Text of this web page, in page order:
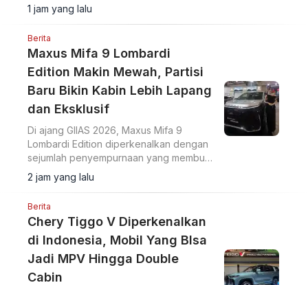
1 jam yang lalu
Berita
Maxus Mifa 9 Lombardi
Edition Makin Mewah, Partisi
Baru Bikin Kabin Lebih Lapang
dan Eksklusif
Di ajang GIIAS 2026, Maxus Mifa 9
Lombardi Edition diperkenalkan dengan
sejumlah penyempurnaan yang membuat
MPV listrik premium ini terasa semakin
eksklusif.
2 jam yang lalu
Berita
Chery Tiggo V Diperkenalkan
di Indonesia, Mobil Yang BIsa
Jadi MPV Hingga Double
Cabin